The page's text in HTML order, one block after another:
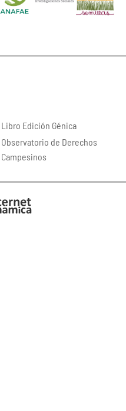
Libro Edición Génica
Observatorio de Derechos
Campesinos